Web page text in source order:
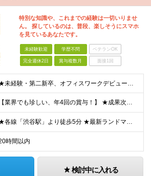
特別な知識や、これまでの経験は一切いりませ
ん。 探しているのは、普段、楽しそうにスマホ
を見ているあなたです。
未経験歓迎 学歴不問 ベテランOK
完全週休2日 賞与複数月 面接1回
★未経験・第二新卒、オフィスワークデビュー大歓迎 ★平均年齢は28.6歳！ ★20代の若手メンバーが中心になって活躍している職場です！ ●学歴不問 ※35歳以下の方（若年層の長期キャリア形成） ★こ
【業界でも珍しい、年4回の賞与！】 ★成果次第でスピード昇給可 →20代で年収700万〜900万超も！ ■未経験：月給26〜30万円＋賞与年4回（業績による）＋各種手当 ※経験・スキルを考慮して決定
★各線「渋谷駅」より徒歩5分 ★最新ランドマークオフィスです！ ★転勤はありません 【本社】 東京都渋谷区道玄坂2-25-12 道玄坂通 dogenzaka-dori 5階 ※(変更の範囲)上記を除
時間以内
検討中に入れる